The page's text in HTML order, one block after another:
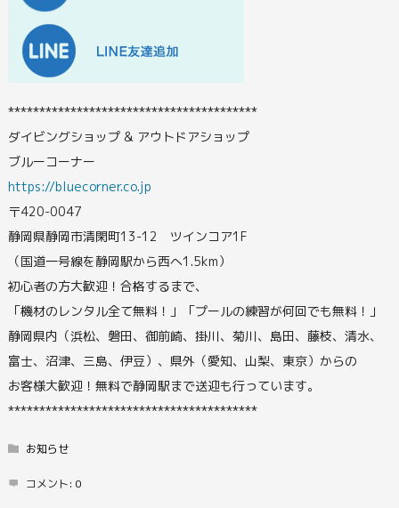
****************************************
ダイビングショップ & アウトドアショップ
ブルーコーナー
https://bluecorner.co.jp
〒420-0047
静岡県静岡市清閑町13-12 ツインコア1F
（国道一号線を静岡駅から西へ1.5km）
初心者の方大歓迎！合格するまで、
「機材のレンタル全て無料！」「プールの練習が何回でも無料！」
静岡県内（浜松、磐田、御前崎、掛川、菊川、島田、藤枝、清水、
富士、沼津、三島、伊豆）、県外（愛知、山梨、東京）からの
お客様大歓迎！無料で静岡駅まで送迎も行っています。
****************************************
お知らせ
コメント: 0